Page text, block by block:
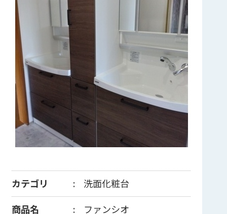
カテゴリ
洗面化粧台
商品名
ファンシオ